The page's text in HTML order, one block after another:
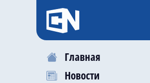
Главная
Новости